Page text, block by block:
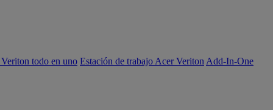
todo en uno Estación de trabajo Acer Veriton Add-In-One